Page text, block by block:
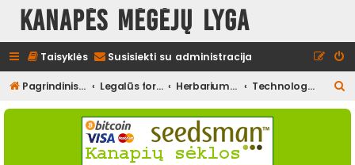
Kanapės mėgėjų lyga
Taisyklės Susisiekti su administracija
Pagrindinis diskusijų puslapis Legalūs forumai Herbariumas Technologijos
e